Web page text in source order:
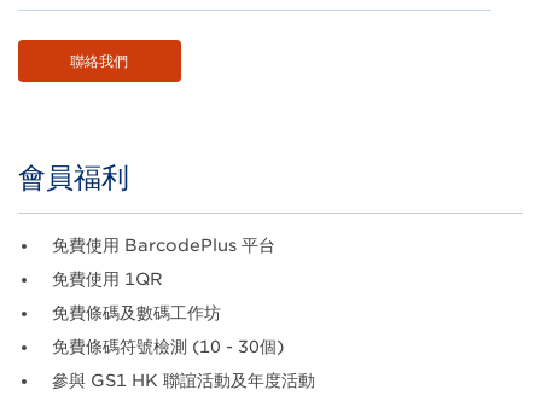
聯絡我們
Title
會員福利
Body免費使用 BarcodePlus 平台
免費使用 1QR
免費條碼及數碼工作坊
免費條碼符號檢測 (10 - 30個)
參與 GS1 HK 聯誼活動及年度活動